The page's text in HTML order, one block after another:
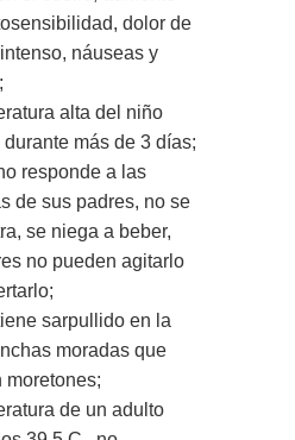
dolor de
náuseas y
alta del niño
durante más de 3 días;
responde a las
de sus padres, no se
se niega a beber,
no pueden agitarlo
sarpullido en la
moradas que
moretones;
de un adulto